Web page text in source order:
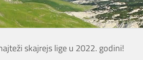
skajrejs lige u 2022. godini!